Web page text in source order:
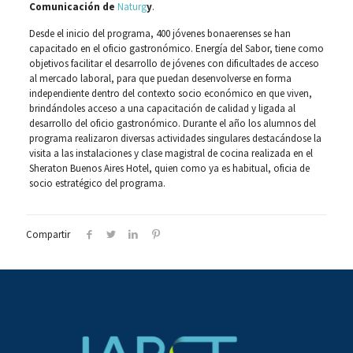
Comunicación de Naturgy.
Desde el inicio del programa, 400 jóvenes bonaerenses se han
capacitado en el oficio gastronómico. Energía del Sabor, tiene como
objetivos facilitar el desarrollo de jóvenes con dificultades de acceso
al mercado laboral, para que puedan desenvolverse en forma
independiente dentro del contexto socio económico en que viven,
brindándoles acceso a una capacitación de calidad y ligada al
desarrollo del oficio gastronómico. Durante el año los alumnos del
programa realizaron diversas actividades singulares destacándose la
visita a las instalaciones y clase magistral de cocina realizada en el
Sheraton Buenos Aires Hotel, quien como ya es habitual, oficia de
socio estratégico del programa.
Compartir